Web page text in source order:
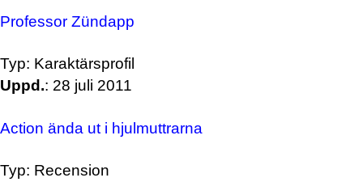
Professor Zündapp
Typ: Karaktärsprofil
Uppd.: 28 juli 2011
Action ända ut i hjulmuttrarna
Typ: Recension